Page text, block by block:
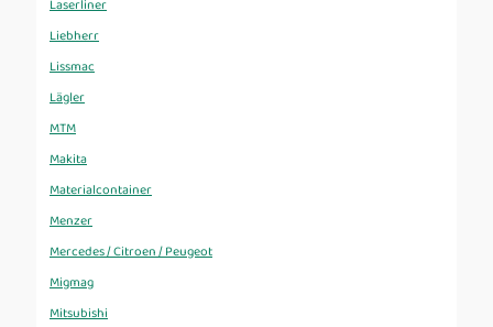
Laserliner
Liebherr
Lissmac
Lägler
MTM
Makita
Materialcontainer
Menzer
Mercedes / Citroen / Peugeot
Migmag
Mitsubishi